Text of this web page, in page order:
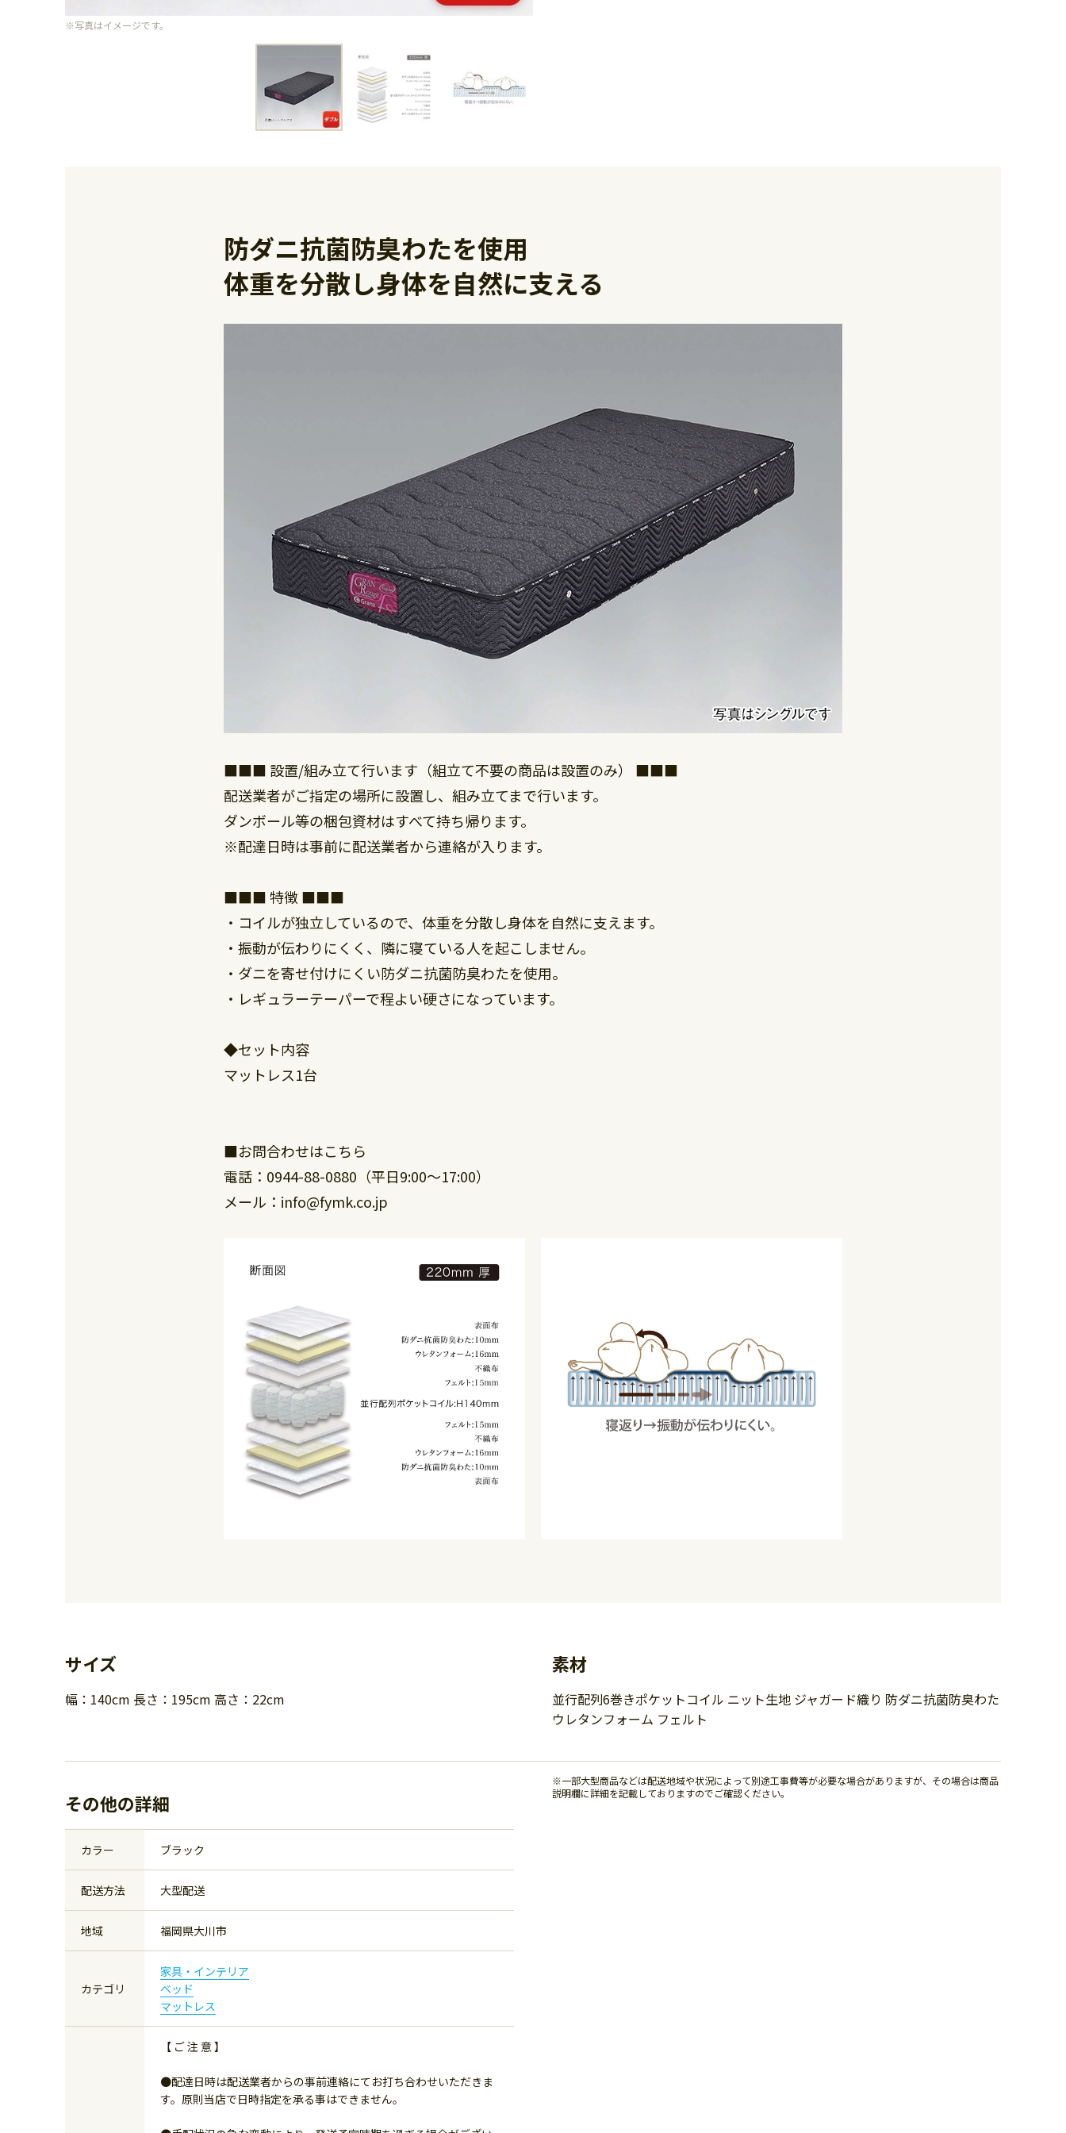
※写真はイメージです。
防ダニ抗菌防臭わたを使用
体重を分散し身体を自然に支える
■■■ 設置/組み立て行います（組立て不要の商品は設置のみ） ■■■
配送業者がご指定の場所に設置し、組み立てまで行います。
ダンボール等の梱包資材はすべて持ち帰ります。
※配達日時は事前に配送業者から連絡が入ります。
■■■ 特徴 ■■■
・コイルが独立しているので、体重を分散し身体を自然に支えます。
・振動が伝わりにくく、隣に寝ている人を起こしません。
・ダニを寄せ付けにくい防ダニ抗菌防臭わたを使用。
・レギュラーテーパーで程よい硬さになっています。
◆セット内容
マットレス1台
■お問合わせはこちら
電話：0944-88-0880（平日9:00～17:00）
メール：info@fymk.co.jp
サイズ
幅：140cm 長さ：195cm 高さ：22cm
素材
並行配列6巻きポケットコイル ニット生地 ジャガード織り 防ダニ抗菌防臭わた
ウレタンフォーム フェルト
その他の詳細
カラー ブラック
配送方法 大型配送
地域 福岡県大川市
カテゴリ
家具・インテリア
ベッド
マットレス
【 ご 注 意 】
●配達日時は配送業者からの事前連絡にてお打ち合わせいただきま
す。原則当店で日時指定を承る事はできません。
※一部大型商品などは配送地域や状況によって別途工事費等が必要な場合がありますが、その場合は商品
説明欄に詳細を記載しておりますのでご確認ください。